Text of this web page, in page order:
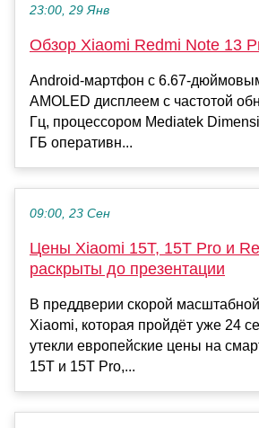
23:00, 29 Янв
Обзор Xiaomi Redmi Note 13
Android-мартфон с 6.67-
AMOLED дисплеем с частотой
Гц, процессором Mediatek
ГБ оперативн...
09:00, 23 Сен
Цены Xiaomi 15T, 15T Pro и
раскрыты до презентации
В преддверии скорой
Xiaomi, которая пройдёт уже 24
утекли европейские цены на
15T и 15T Pro,...